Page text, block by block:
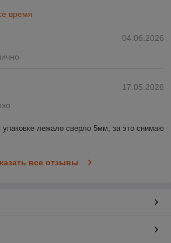
время
04.06.2026
17.05.2026
лежало сверло 5мм, за это снимаю
все отзывы